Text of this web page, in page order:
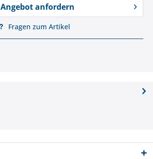
Angebot anfordern
Fragen zum Artikel